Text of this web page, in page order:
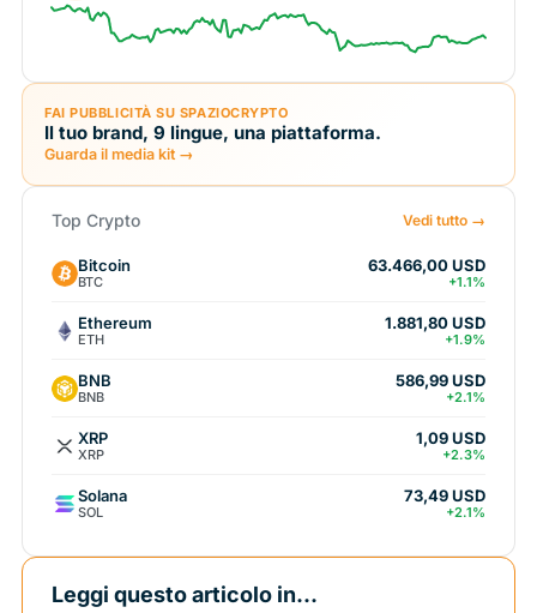
FAI PUBBLICITÀ SU SPAZIOCRYPTO
Il tuo brand, 9 lingue, una piattaforma.
Guarda il media kit →
Top Crypto Vedi tutto →
Bitcoin
BTC
63.466,00 USD
+1.1%
Ethereum
ETH
1.881,80 USD
+1.9%
BNB
BNB
586,99 USD
+2.1%
XRP
XRP
1,09 USD
+2.3%
Solana
SOL
73,49 USD
+2.1%
Leggi questo articolo in...